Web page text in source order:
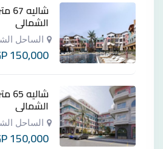
الشمالي
الساحل
150,000
الشمالي
الساحل
150,000